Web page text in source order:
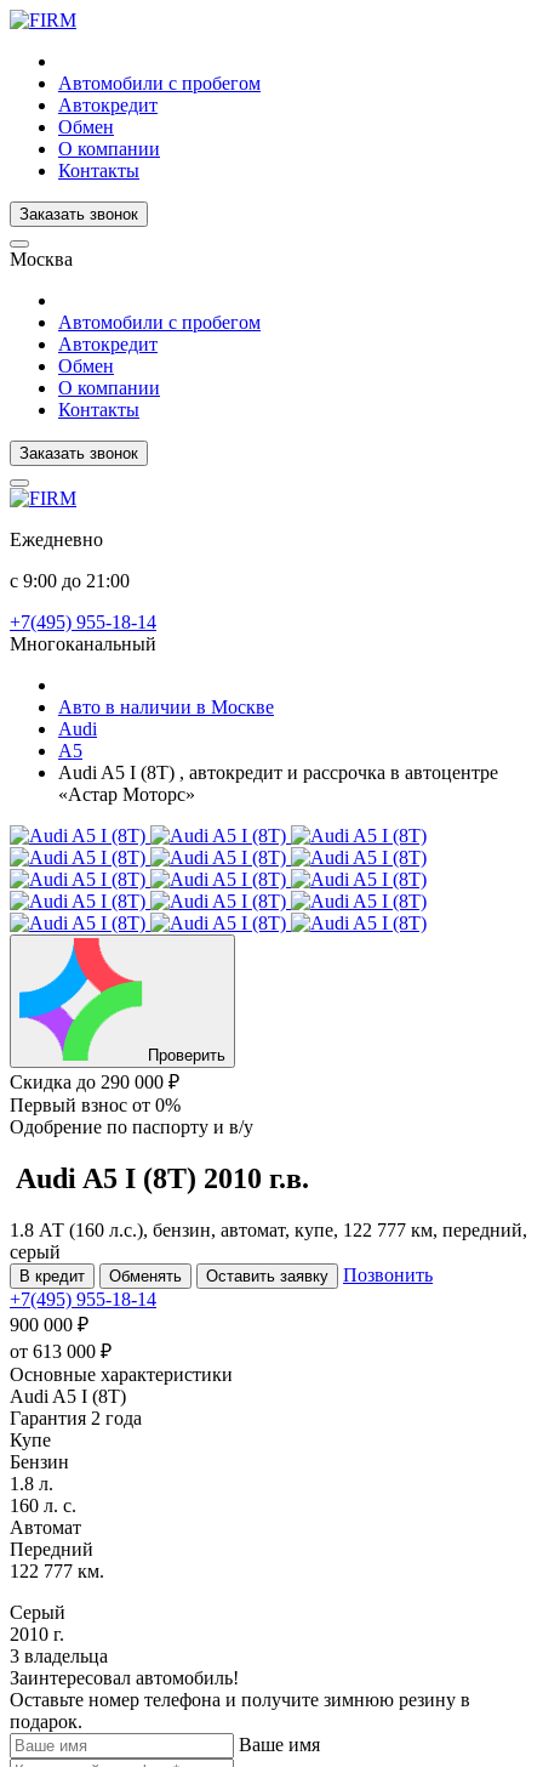
Автомобили с пробегом
Автокредит
Обмен
О компании
Контакты
Заказать звонок
Москва
Автомобили с пробегом
Автокредит
Обмен
О компании
Контакты
Заказать звонок
Ежедневно
с 9:00 до 21:00
+7(495) 955-18-14
Многоканальный
Авто в наличии в Москве
Audi
A5
Audi A5 I (8T) , автокредит и рассрочка в автоцентре
«Астар Моторс»
Проверить
Скидка до 290 000 ₽
Первый взнос от 0%
Одобрение по паспорту и в/у
Audi A5 I (8T) 2010 г.в.
1.8 АТ (160 л.с.), бензин, автомат, купе, 122 777 км, передний,
серый
В кредит Обменять Оставить заявку
Позвонить
+7(495) 955-18-14
900 000 ₽
от 613 000 ₽
Основные характеристики
Audi A5 I (8T)
Гарантия 2 года
Купе
Бензин
1.8 л.
160 л. с.
Автомат
Передний
122 777 км.
Серый
2010 г.
3 владельца
Заинтересовал автомобиль!
Оставьте номер телефона и получите зимнюю резину в
подарок.
Ваше имя